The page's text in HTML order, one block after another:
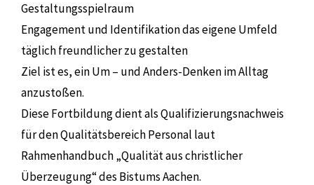
Gestaltungsspielraum
Engagement und Identifikation das eigene Umfeld
täglich freundlicher zu gestalten
Ziel ist es, ein Um – und Anders-Denken im Alltag
anzustoßen.
Diese Fortbildung dient als Qualifizierungsnachweis
für den Qualitätsbereich Personal laut
Rahmenhandbuch „Qualität aus christlicher
Überzeugung“ des Bistums Aachen.